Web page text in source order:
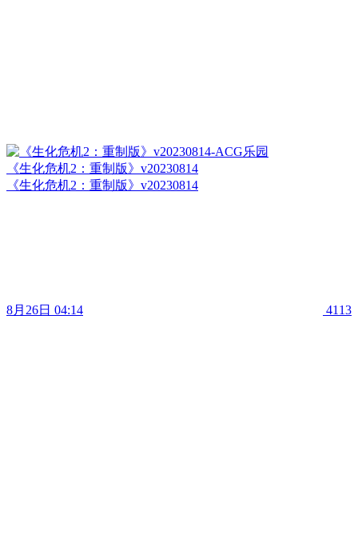
《生化危机2：重制版》v20230814
《生化危机2：重制版》v20230814
8月26日 04:14 4113